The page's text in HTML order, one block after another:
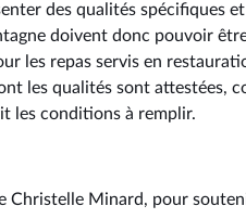
des qualités spécifiques
doivent donc pouvoir
les repas servis en
les qualités sont attestées,
les conditions à remplir.
Christelle Minard, pour